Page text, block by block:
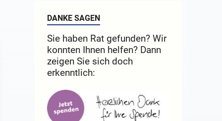
DANKE SAGEN
Sie haben Rat gefunden? Wir
konnten Ihnen helfen? Dann
zeigen Sie sich doch
erkenntlich: